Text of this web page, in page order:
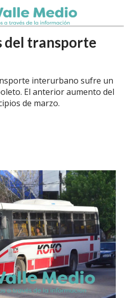
del transporte
interurbano sufre un
El anterior aumento del
de marzo.